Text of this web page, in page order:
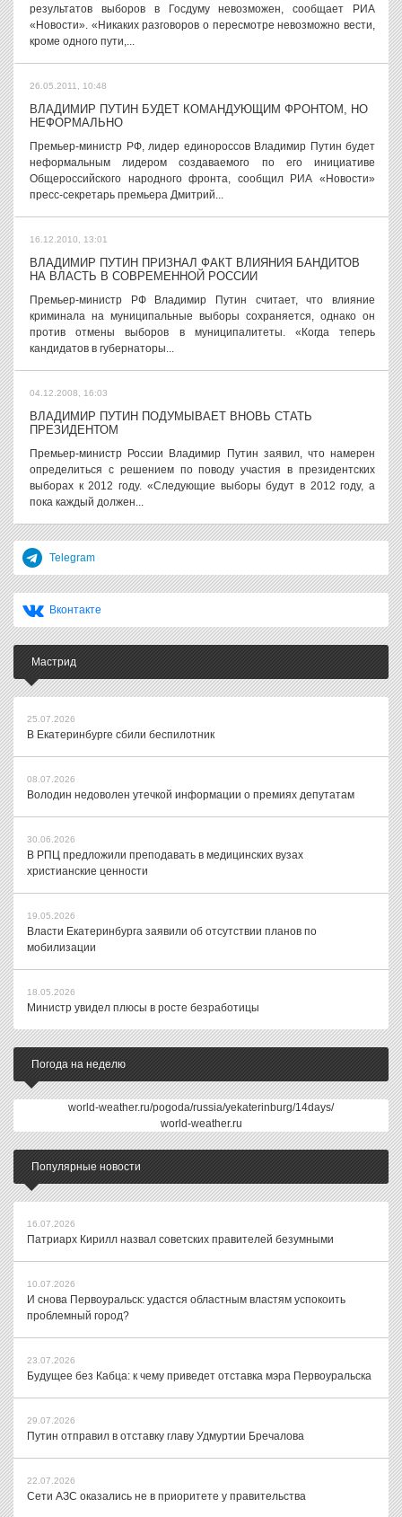
результатов выборов в Госдуму невозможен, сообщает РИА
«Новости». «Никаких разговоров о пересмотре невозможно вести,
кроме одного пути,...
26.05.2011, 10:48
ВЛАДИМИР ПУТИН БУДЕТ КОМАНДУЮЩИМ ФРОНТОМ, НО
НЕФОРМАЛЬНО
Премьер-министр РФ, лидер единороссов Владимир Путин будет
неформальным лидером создаваемого по его инициативе
Общероссийского народного фронта, сообщил РИА «Новости»
пресс-секретарь премьера Дмитрий...
16.12.2010, 13:01
ВЛАДИМИР ПУТИН ПРИЗНАЛ ФАКТ ВЛИЯНИЯ БАНДИТОВ
НА ВЛАСТЬ В СОВРЕМЕННОЙ РОССИИ
Премьер-министр РФ Владимир Путин считает, что влияние
криминала на муниципальные выборы сохраняется, однако он
против отмены выборов в муниципалитеты. «Когда теперь
кандидатов в губернаторы...
04.12.2008, 16:03
ВЛАДИМИР ПУТИН ПОДУМЫВАЕТ ВНОВЬ СТАТЬ
ПРЕЗИДЕНТОМ
Премьер-министр России Владимир Путин заявил, что намерен
определиться с решением по поводу участия в президентских
выборах к 2012 году. «Следующие выборы будут в 2012 году, а
пока каждый должен...
Telegram
Вконтакте
Мастрид
25.07.2026
В Екатеринбурге сбили беспилотник
08.07.2026
Володин недоволен утечкой информации о премиях депутатам
30.06.2026
В РПЦ предложили преподавать в медицинских вузах
христианские ценности
19.05.2026
Власти Екатеринбурга заявили об отсутствии планов по
мобилизации
18.05.2026
Министр увидел плюсы в росте безработицы
Погода на неделю
world-weather.ru/pogoda/russia/yekaterinburg/14days/
world-weather.ru
Популярные новости
16.07.2026
Патриарх Кирилл назвал советских правителей безумными
10.07.2026
И снова Первоуральск: удастся областным властям успокоить
проблемный город?
23.07.2026
Будущее без Кабца: к чему приведет отставка мэра Первоуральска
29.07.2026
Путин отправил в отставку главу Удмуртии Бречалова
22.07.2026
Сети АЗС оказались не в приоритете у правительства